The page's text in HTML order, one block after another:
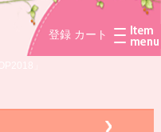
登録 カート